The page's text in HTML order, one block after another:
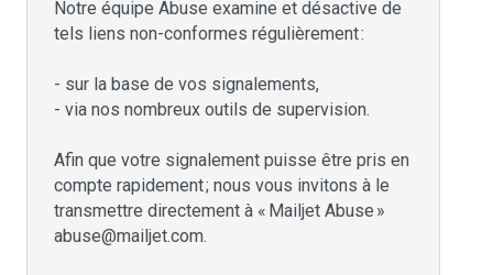
Notre équipe Abuse examine et désactive de
tels liens non-conformes régulièrement :
- sur la base de vos signalements,
- via nos nombreux outils de supervision.
Afin que votre signalement puisse être pris en
compte rapidement ; nous vous invitons à le
transmettre directement à « Mailjet Abuse »
abuse@mailjet.com.